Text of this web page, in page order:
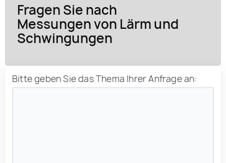
Fragen Sie nach
Messungen von Lärm und
Schwingungen
Bitte geben Sie das Thema Ihrer Anfrage an: